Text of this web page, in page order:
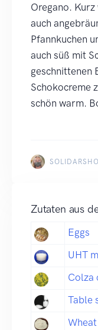
Oregano.
auch
Pfannkuchen
auch süß mit
geschnittenen
Schokocreme
schön warm.
Zutaten aus
Eggs
UHT
Colza
Table